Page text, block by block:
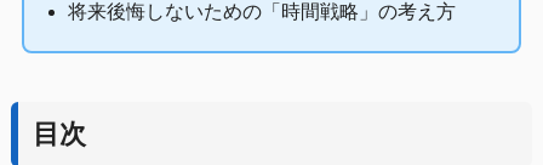
将来後悔しないための「時間戦略」の考え方
目次